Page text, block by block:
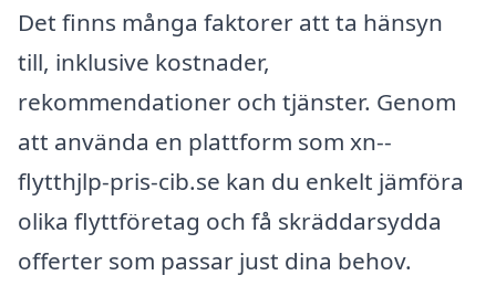
Det finns många faktorer att ta hänsyn
till, inklusive kostnader,
rekommendationer och tjänster. Genom
att använda en plattform som xn--
flytthjlp-pris-cib.se kan du enkelt jämföra
olika flyttföretag och få skräddarsydda
offerter som passar just dina behov.